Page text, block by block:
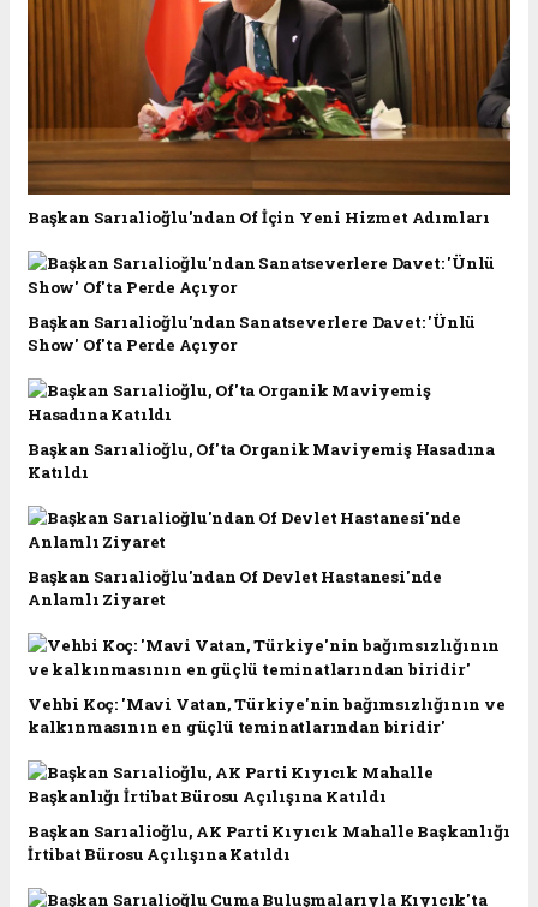
Başkan Sarıalioğlu'ndan Of İçin Yeni Hizmet Adımları
Başkan Sarıalioğlu'ndan Sanatseverlere Davet: 'Ünlü
Show' Of'ta Perde Açıyor
Başkan Sarıalioğlu, Of'ta Organik Maviyemiş Hasadına
Katıldı
Başkan Sarıalioğlu'ndan Of Devlet Hastanesi'nde
Anlamlı Ziyaret
Vehbi Koç: 'Mavi Vatan, Türkiye'nin bağımsızlığının ve
kalkınmasının en güçlü teminatlarından biridir'
Başkan Sarıalioğlu, AK Parti Kıyıcık Mahalle Başkanlığı
İrtibat Bürosu Açılışına Katıldı